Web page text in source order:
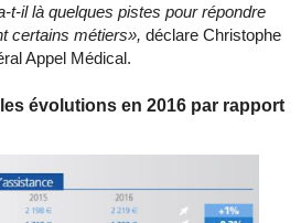
t-il là quelques pistes pour répondre
certains métiers», déclare Christophe
Appel Médical.
évolutions en 2016 par rapport